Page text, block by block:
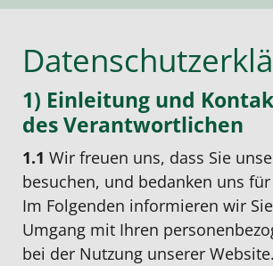
1) Einleitung und
des Verantwortlichen
1.1 Wir freuen uns, dass Sie
besuchen, und bedanken uns
Im Folgenden informieren wir
Umgang mit Ihren
bei der Nutzung unserer Website.